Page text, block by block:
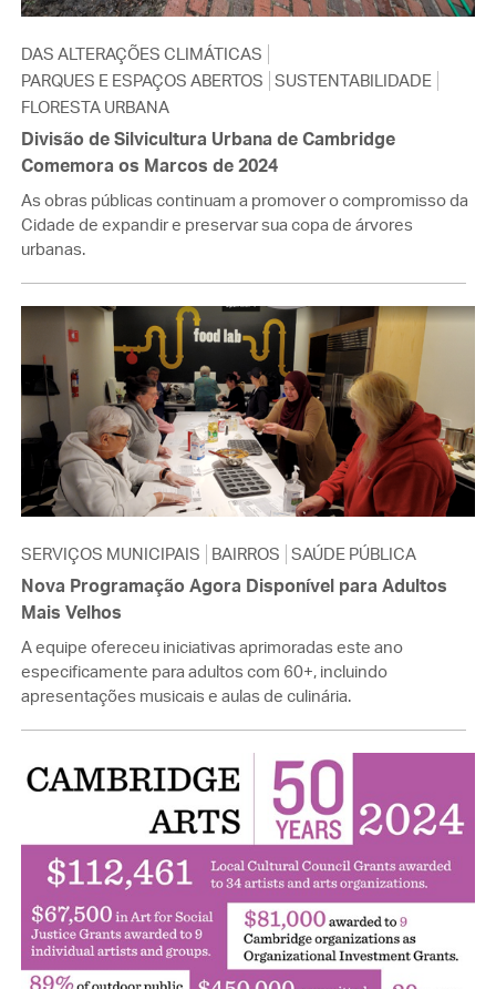
DAS ALTERAÇÕES CLIMÁTICAS
PARQUES E ESPAÇOS ABERTOS SUSTENTABILIDADE
FLORESTA URBANA
Divisão de Silvicultura Urbana de Cambridge
Comemora os Marcos de 2024
As obras públicas continuam a promover o compromisso da
Cidade de expandir e preservar sua copa de árvores
urbanas.
SERVIÇOS MUNICIPAIS BAIRROS SAÚDE PÚBLICA
Nova Programação Agora Disponível para Adultos
Mais Velhos
A equipe ofereceu iniciativas aprimoradas este ano
especificamente para adultos com 60+, incluindo
apresentações musicais e aulas de culinária.